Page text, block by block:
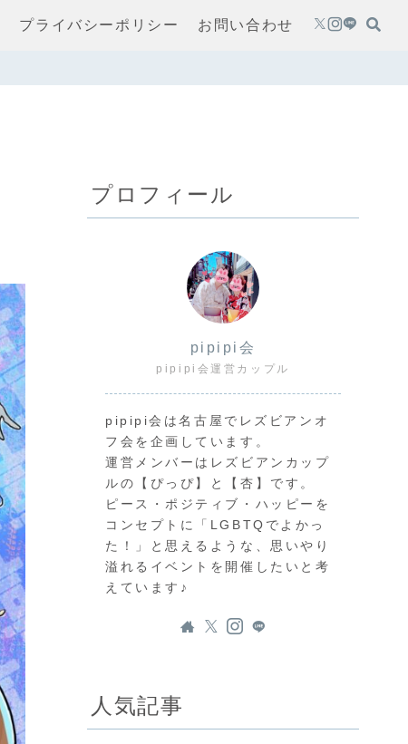
プライバシーポリシー お問い合わせ
プロフィール
pipipi会
pipipi会運営カップル
pipipi会は名古屋でレズビアンオ
フ会を企画しています。
運営メンバーはレズビアンカップ
ルの【ぴっぴ】と【杏】です。
ピース・ポジティブ・ハッピーを
コンセプトに「LGBTQでよかっ
た！」と思えるような、思いやり
溢れるイベントを開催したいと考
えています♪
人気記事